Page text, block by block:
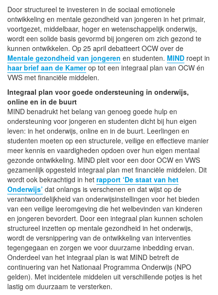
Door structureel te investeren in de sociaal emotionele
ontwikkeling en mentale gezondheid van jongeren in het primair,
voortgezet, middelbaar, hoger en wetenschappelijk onderwijs,
wordt een solide basis gevormd bij jongeren om zich gezond te
kunnen ontwikkelen. Op 25 april debatteert OCW over de
Mentale gezondheid van jongeren en studenten. MIND roept in
haar brief aan de Kamerop tot een integraal plan van OCW én
VWS met financiële middelen.
Integraal plan voor goede ondersteuning in onderwijs,
online en in de buurt
MIND benadrukt het belang van genoeg goede hulp en
ondersteuning voor jongeren en studenten dicht bij hun eigen
leven: in het onderwijs, online en in de buurt. Leerlingen en
studenten moeten op een structurele, veilige en effectieve manier
meer kennis en vaardigheden opdoen over hun eigen mentaal
gezonde ontwikkeling. MIND pleit voor een door OCW en VWS
gezamenlijk opgesteld integraal plan met financiële middelen. Dit
wordt ook bekrachtigd in het rapport ‘De staat van het
Onderwijs’ dat onlangs is verschenen en dat wijst op de
verantwoordelijkheid van onderwijsinstellingen voor het bieden
van een veilige leeromgeving die het welbevinden van kinderen
en jongeren bevordert. Door een integraal plan kunnen scholen
structureel inzetten op mentale gezondheid in het onderwijs,
wordt de versnippering van de ontwikkeling van interventies
tegengegaan en zorgen we voor duurzame inbedding ervan.
Onderdeel van het integraal plan is wat MIND betreft de
continuering van het Nationaal Programma Onderwijs (NPO
gelden). Met incidentele middelen uit verschillende potjes is het
lastig om duurzaam te versterken.